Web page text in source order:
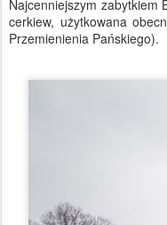
Najcenniejszym zabytkiem
cerkiew, użytkowana
Przemienienia Pańskiego).